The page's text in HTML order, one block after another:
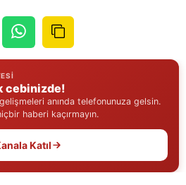
Erzurum
Eskişehir
Gaziantep
Giresun
Gümüşhane
cebinizde!
anında telefonunuza gelsin.
haberi kaçırmayın.
Katıl